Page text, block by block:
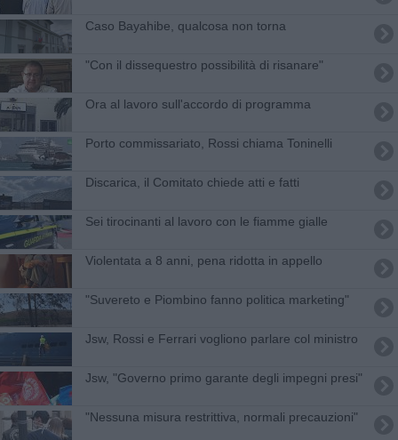
Caso Bayahibe, qualcosa non torna
"Con il dissequestro possibilità di risanare"
Ora al lavoro sull'accordo di programma
Porto commissariato, Rossi chiama Toninelli
Discarica, il Comitato chiede atti e fatti
Sei tirocinanti al lavoro con le fiamme gialle
Violentata a 8 anni, pena ridotta in appello
"Suvereto e Piombino fanno politica marketing"
Jsw, Rossi e Ferrari vogliono parlare col ministro
Jsw, "Governo primo garante degli impegni presi"
"Nessuna misura restrittiva, normali precauzioni"